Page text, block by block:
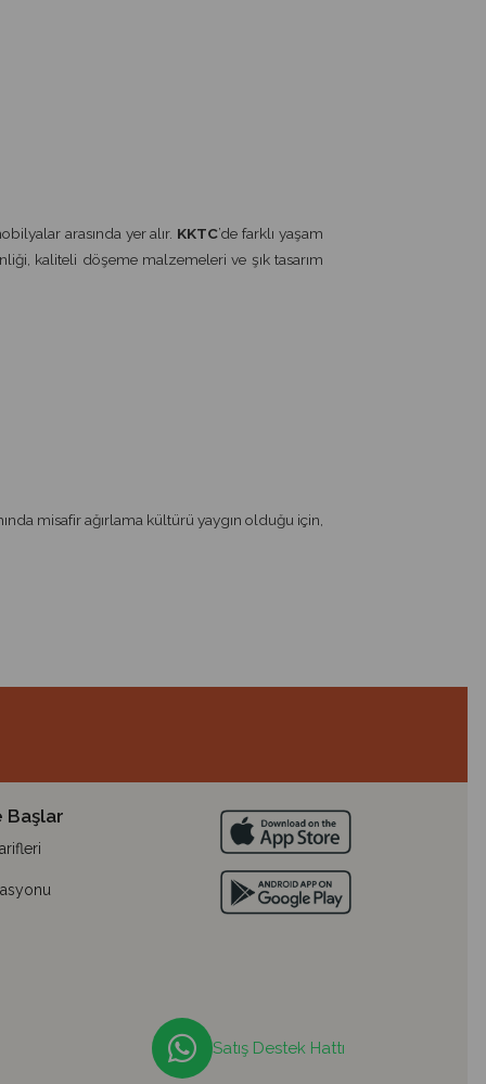
arasında yer alır. KKTC’de farklı yaşam
kaliteli döşeme malzemeleri ve şık tasarım
misafir ağırlama kültürü yaygın olduğu için,
Başlar
Satış Destek Hattı